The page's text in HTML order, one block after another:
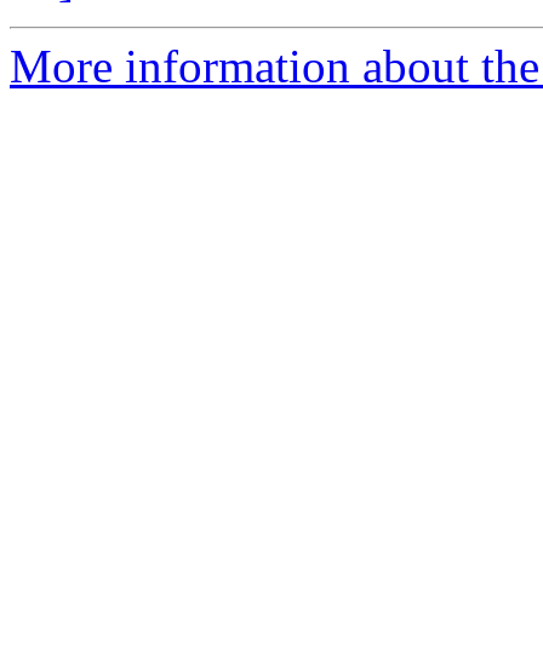
More information about